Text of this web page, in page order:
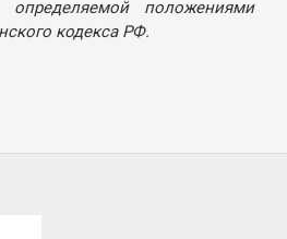
определяемой положениями
кодекса РФ.